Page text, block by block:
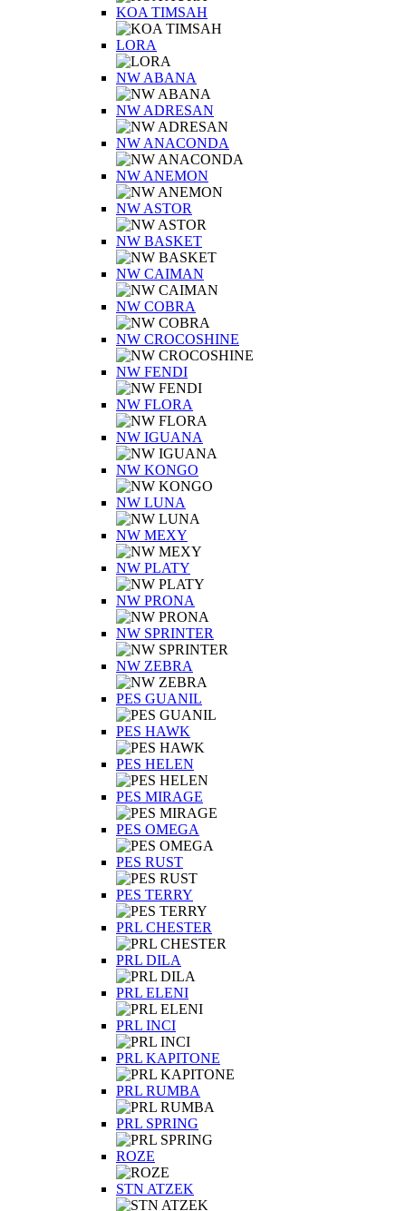
KOA TIMSAH
LORA
NW ABANA
NW ADRESAN
NW ANACONDA
NW ANEMON
NW ASTOR
NW BASKET
NW CAIMAN
NW COBRA
NW CROCOSHINE
NW FENDI
NW FLORA
NW IGUANA
NW KONGO
NW LUNA
NW MEXY
NW PLATY
NW PRONA
NW SPRINTER
NW ZEBRA
PES GUANIL
PES HAWK
PES HELEN
PES MIRAGE
PES OMEGA
PES RUST
PES TERRY
PRL CHESTER
PRL DILA
PRL ELENI
PRL INCI
PRL KAPITONE
PRL RUMBA
PRL SPRING
ROZE
STN ATZEK